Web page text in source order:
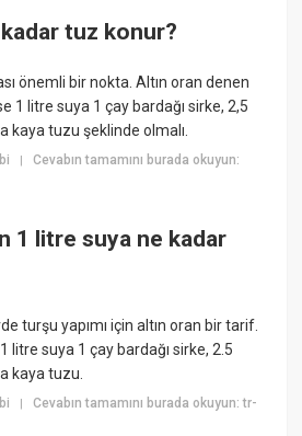
tuz konur?
önemli bir nokta. Altın oran denen
1 litre suya 1 çay bardağı sirke, 2,5
kaya tuzu şeklinde olmalı.
|Cevabın tamamını burada okuyun:
1 litre suya ne kadar
turşu yapımı için altın oran bir tarif.
litre suya 1 çay bardağı sirke, 2.5
kaya tuzu.
|Cevabın tamamını burada okuyun: tr-